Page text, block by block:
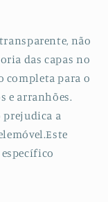
não
das capas no
completa para o
e arranhões.
prejudica a